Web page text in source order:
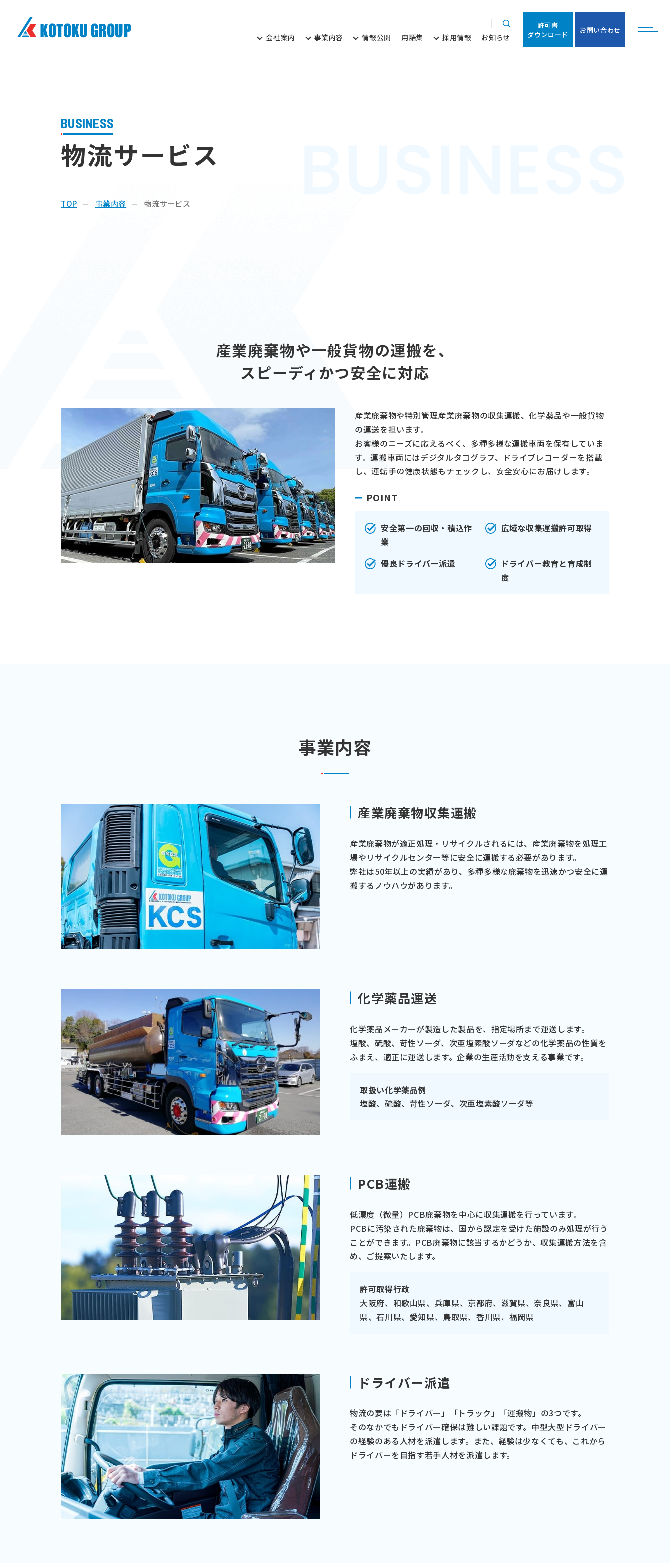
株式会社興徳クリーナー
お問い合わせ
許
許
可
可
書
書
ダ
ダ
ウ
ウ
ン
ン
ロ
ロ
ー
ー
ド
ド
会社案内
事業内容
情報公開
用語集
採用情報
お知らせ
BUSINESS
物流サービス
TOP 事業内容 物流サービス
産業廃棄物や一般貨物の運搬を、
スピーディかつ安全に対応
産業廃棄物や特別管理産業廃棄物の収集運搬、化学薬品や一般貨物
の運送を担います。
お客様のニーズに応えるべく、多種多様な運搬車両を保有していま
す。運搬車両にはデジタルタコグラフ、ドライブレコーダーを搭載
し、運転手の健康状態もチェックし、安全安心にお届けします。
POINT
安全第一の回収・積込作
業
広域な収集運搬許可取得
優良ドライバー派遣
ドライバー教育と育成制
度
事業内容
産業廃棄物収集運搬
産業廃棄物が適正処理・リサイクルされるには、産業廃棄物を処理工
場やリサイクルセンター等に安全に運搬する必要があります。
弊社は50年以上の実績があり、多種多様な廃棄物を迅速かつ安全に運
搬するノウハウがあります。
化学薬品運送
化学薬品メーカーが製造した製品を、指定場所まで運送します。
塩酸、硫酸、苛性ソーダ、次亜塩素酸ソーダなどの化学薬品の性質を
ふまえ、適正に運送します。企業の生産活動を支える事業です。
取扱い化学薬品例
塩酸、硫酸、苛性ソーダ、次亜塩素酸ソーダ等
PCB運搬
低濃度（微量）PCB廃棄物を中心に収集運搬を行っています。
PCBに汚染された廃棄物は、国から認定を受けた施設のみ処理が行う
ことができます。PCB廃棄物に該当するかどうか、収集運搬方法を含
め、ご提案いたします。
許可取得行政
大阪府、和歌山県、兵庫県、京都府、滋賀県、奈良県、富山
県、石川県、愛知県、鳥取県、香川県、福岡県
ドライバー派遣
物流の要は「ドライバー」「トラック」「運搬物」の3つです。
そのなかでもドライバー確保は難しい課題です。中型大型ドライバー
の経験のある人材を派遣します。また、経験は少なくても、これから
ドライバーを目指す若手人材を派遣します。